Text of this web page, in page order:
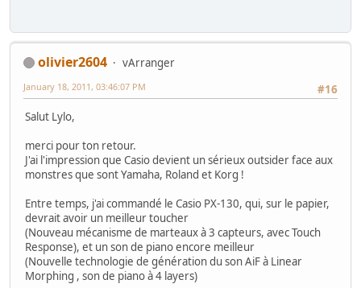
olivier2604
vArranger
#16
January 18, 2011, 03:46:07 PM
Salut Lylo,
merci pour ton retour.
J'ai l'impression que Casio devient un sérieux outsider face aux
monstres que sont Yamaha, Roland et Korg !
Entre temps, j'ai commandé le Casio PX-130, qui, sur le papier,
devrait avoir un meilleur toucher
(Nouveau mécanisme de marteaux à 3 capteurs, avec Touch
Response), et un son de piano encore meilleur
(Nouvelle technologie de génération du son AiF à Linear
Morphing , son de piano à 4 layers)